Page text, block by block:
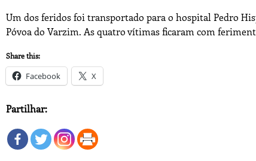
Um dos feridos foi transportado para o hospital Pedro
Póvoa do Varzim. As quatro vítimas ficaram com
Share this:
Facebook X
Partilhar: